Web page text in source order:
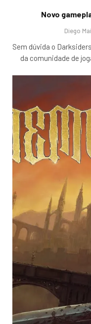
Novo
Diego
Sem dúvida o
da comunidade de